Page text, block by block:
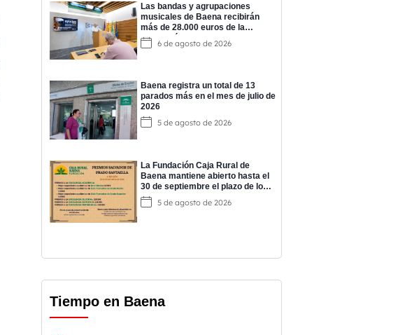
Las bandas y agrupaciones
musicales de Baena recibirán
más de 28.000 euros de la
Diputación para impulsar su
actividad6 de agosto de 2026
Baena registra un total de 13
parados más en el mes de julio de
2026
5 de agosto de 2026
La Fundación Caja Rural de
Baena mantiene abierto hasta el
30 de septiembre el plazo de los
‘Premios Salvador de Prado’
5 de agosto de 2026
Tiempo en Baena